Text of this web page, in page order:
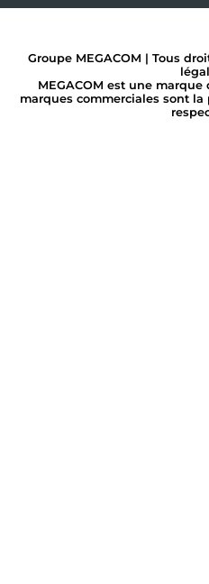
Groupe MEGACOM | Tous
MEGACOM est une
marques commerciales sont